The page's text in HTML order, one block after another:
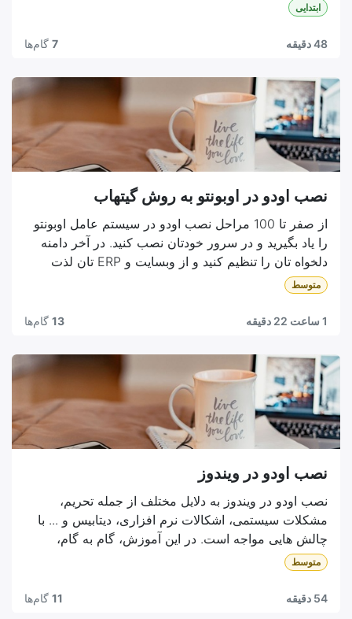
ابتدایی
48 دقیقه 7 گام‌ها
نصب اودو در اوبونتو به روش گیتهاب
از صفر تا 100 مراحل نصب اودو در سیستم عامل اوبونتو
را یاد بگیرید و در سرور خودتان نصب کنید. در آخر دامنه
دلخواه تان را تنظیم کنید و از وبسایت و ERP تان لذت
ببرید.
متوسط
1 ساعت 22 دقیقه 13 گام‌ها
نصب اودو در ویندوز
نصب اودو در ویندوز به دلایل مختلف از جمله تحریم،
مشکلات سیستمی، اشکالات نرم افزاری، دیتابیس و ... با
چالش هایی مواجه است. در این آموزش، گام به گام،
آخرین نسخه اودو را در سیستم عامل ویندوز نصب میکنیم
و چالش های احتمالی را بررسی میکنیم. همچنین یکی از پر
چالش ترین بخش های نصب اودو یعنی راست چین سازی
متوسط
54 دقیقه 11 گام‌ها